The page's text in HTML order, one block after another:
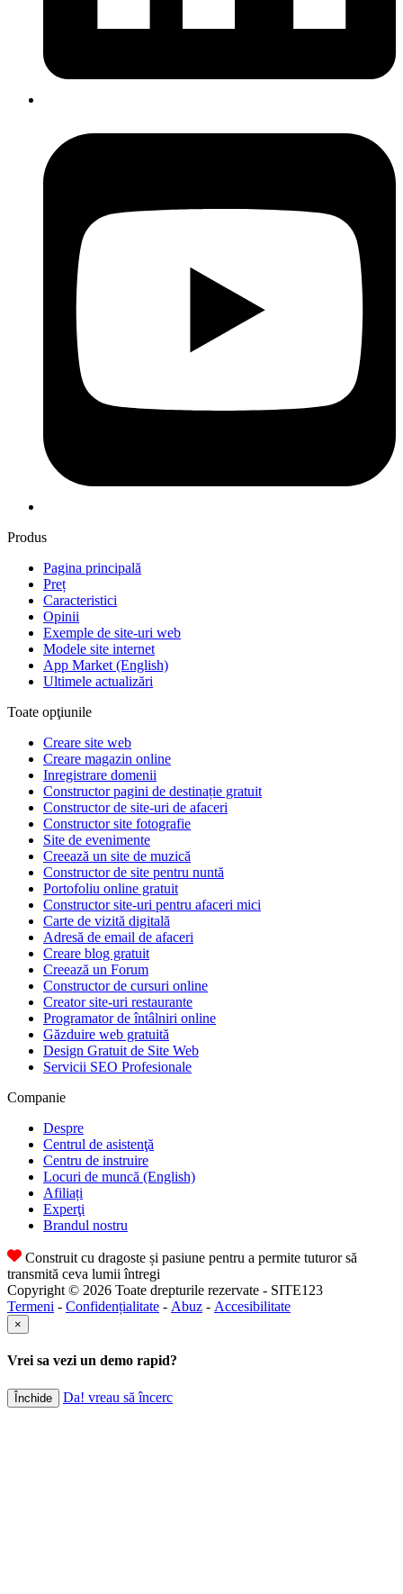
Produs
Pagina principală
Preț
Caracteristici
Opinii
Exemple de site-uri web
Modele site internet
App Market (English)
Ultimele actualizări
Toate opţiunile
Creare site web
Creare magazin online
Inregistrare domenii
Constructor pagini de destinație gratuit
Constructor de site-uri de afaceri
Constructor site fotografie
Site de evenimente
Creează un site de muzică
Constructor de site pentru nuntă
Portofoliu online gratuit
Constructor site-uri pentru afaceri mici
Carte de vizită digitală
Adresă de email de afaceri
Creare blog gratuit
Creează un Forum
Constructor de cursuri online
Creator site-uri restaurante
Programator de întâlniri online
Găzduire web gratuită
Design Gratuit de Site Web
Servicii SEO Profesionale
Companie
Despre
Centrul de asistenţă
Centru de instruire
Locuri de muncă (English)
Afiliați
Experţi
Brandul nostru
Construit cu dragoste și pasiune pentru a permite tuturor să
transmită ceva lumii întregi
Copyright © 2026 Toate drepturile rezervate - SITE123
Termeni - Confidențialitate - Abuz - Accesibilitate
×
Vrei sa vezi un demo rapid?
Închide Da! vreau să încerc